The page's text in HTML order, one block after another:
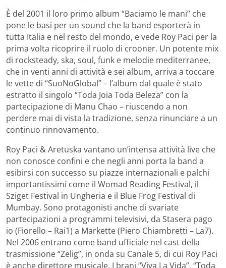
È del 2001 il loro primo album “Baciamo le mani” che
pone le basi per un sound che la band esporterà in
tutta Italia e nel resto del mondo, e vede Roy Paci per la
prima volta ricoprire il ruolo di crooner. Un potente mix
di rocksteady, ska, soul, funk e melodie mediterranee,
che in venti anni di attività e sei album, arriva a toccare
le vette di “SuoNoGlobal” – l’album dal quale è stato
estratto il singolo “Toda Joia Toda Beleza” con la
partecipazione di Manu Chao – riuscendo a non
perdere mai di vista la tradizione, senza rinunciare a un
continuo rinnovamento.
Roy Paci & Aretuska vantano un’intensa attività live che
non conosce confini e che negli anni porta la band a
esibirsi con successo su piazze internazionali e palchi
importantissimi come il Womad Reading Festival, il
Sziget Festival in Ungheria e il Blue Frog Festival di
Mumbay. Sono protagonisti anche di svariate
partecipazioni a programmi televisivi, da Stasera pago
io (Fiorello – Rai1) a Markette (Piero Chiambretti – La7).
Nel 2006 entrano come band ufficiale nel cast della
trasmissione “Zelig”, in onda su Canale 5, di cui Roy Paci
è anche direttore musicale. I brani “Viva La Vida”, “Toda